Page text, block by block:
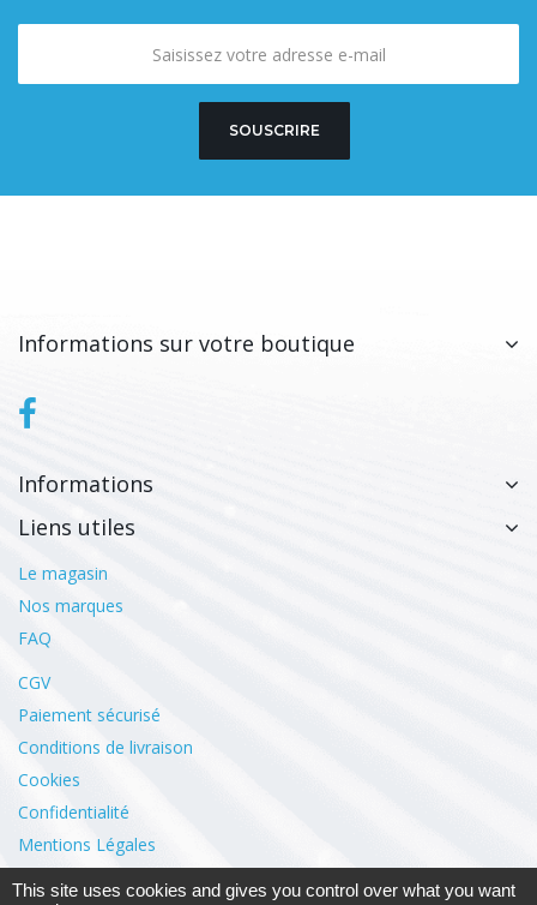
SOUSCRIRE
Informations sur votre boutique
Informations
Liens utiles
Le magasin
Nos marques
FAQ
CGV
Paiement sécurisé
Conditions de livraison
Cookies
Confidentialité
Mentions Légales
This site uses cookies and gives you control over what you want